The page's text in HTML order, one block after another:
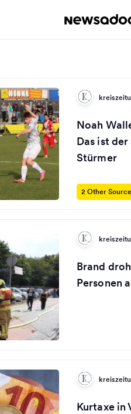
Noah
Das ist
Stürmer
2 Other
Brand
Personen
Kurtaxe in